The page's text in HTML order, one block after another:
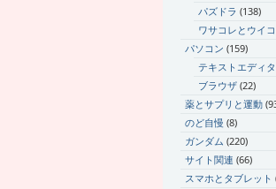
パズドラ (138)
ワサコレとウイ
パソコン (159)
テキストエディタ
ブラウザ (22)
薬とサプリと運動
のど自慢 (8)
ガンダム (220)
サイト関連 (66)
スマホとタブレット